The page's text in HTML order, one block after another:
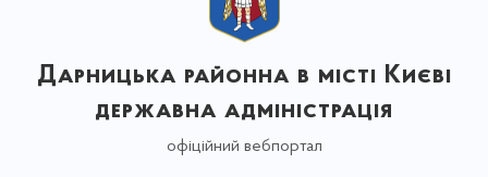
Дарницька районна в місті Києві
державна адміністрація
офіційний вебпортал